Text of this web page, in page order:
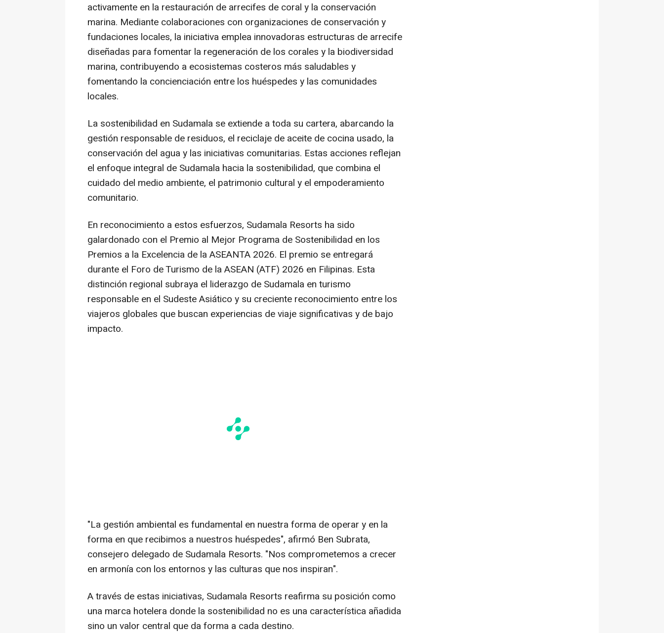
activamente en la restauración de arrecifes de coral y la conservación
marina. Mediante colaboraciones con organizaciones de conservación y
fundaciones locales, la iniciativa emplea innovadoras estructuras de arrecife
diseñadas para fomentar la regeneración de los corales y la biodiversidad
marina, contribuyendo a ecosistemas costeros más saludables y
fomentando la concienciación entre los huéspedes y las comunidades
locales.
La sostenibilidad en Sudamala se extiende a toda su cartera, abarcando la
gestión responsable de residuos, el reciclaje de aceite de cocina usado, la
conservación del agua y las iniciativas comunitarias. Estas acciones reflejan
el enfoque integral de Sudamala hacia la sostenibilidad, que combina el
cuidado del medio ambiente, el patrimonio cultural y el empoderamiento
comunitario.
En reconocimiento a estos esfuerzos, Sudamala Resorts ha sido
galardonado con el Premio al Mejor Programa de Sostenibilidad en los
Premios a la Excelencia de la ASEANTA 2026. El premio se entregará
durante el Foro de Turismo de la ASEAN (ATF) 2026 en Filipinas. Esta
distinción regional subraya el liderazgo de Sudamala en turismo
responsable en el Sudeste Asiático y su creciente reconocimiento entre los
viajeros globales que buscan experiencias de viaje significativas y de bajo
impacto.
"La gestión ambiental es fundamental en nuestra forma de operar y en la
forma en que recibimos a nuestros huéspedes", afirmó Ben Subrata,
consejero delegado de Sudamala Resorts. "Nos comprometemos a crecer
en armonía con los entornos y las culturas que nos inspiran".
A través de estas iniciativas, Sudamala Resorts reafirma su posición como
una marca hotelera donde la sostenibilidad no es una característica añadida
sino un valor central que da forma a cada destino.